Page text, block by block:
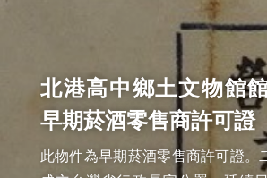
北港高中鄉土文物館
早期菸酒零售商許可證
此物件為早期菸酒零售商許可證。